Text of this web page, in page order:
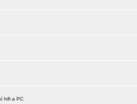
hifi a PC